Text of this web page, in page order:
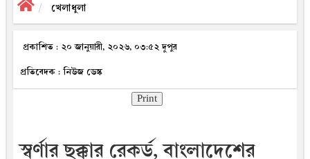
খেলাধুলা
প্রকাশিত : ২০ জানুয়ারী, ২০২৬, ০৩:৫২ দুপুর
প্রতিবেদক : নিউজ ডেস্ক
Print
স্বর্ণার ছক্কার রেকর্ড, বাংলাদেশের